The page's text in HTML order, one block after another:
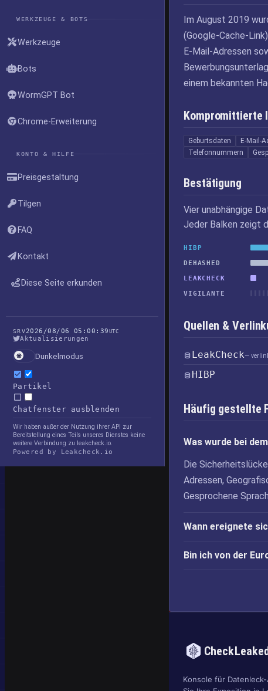
WERKZEUGE & BOTS
Werkzeuge
Bots
WormGPT Bot
Chrome-Erweiterung
KONTO & HILFE
Preisgestaltung
Tilgen
FAQ
Kontakt
Diese Seite erkunden
SRV2026/08/06 05:00:39UTC
Aktualisierungen
Dunkelmodus
Partikel
Chatfenster ausblenden
Wir haben außer der Nutzung ihrer API zur
Bereitstellung eines Teils unseres Dienstes keine
weitere Verbindung zu leakcheck.io.
Powered by Leakcheck.io
Im August 2019
(Google-Cache-
E-Mail-Adressen
einem bekannten
Kompromittierte
Geburtsdaten E-Mail-
Telefonnummern
Bestätigung
Vier unabhängige
Jeder Balken zeigt
HIBP
DEHASHED
LEAKCHECK
VIGILANTE
Quellen &
LeakCheck—
HIBP
Häufig gestellte
Was wurde bei
Die
Adressen,
Gesprochene
Wann ereignete
Bin ich von der
Konsole für